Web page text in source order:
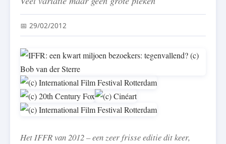
📅 29/02/2012
Het IFFR van 2012 – een zeer frisse editie dit keer,